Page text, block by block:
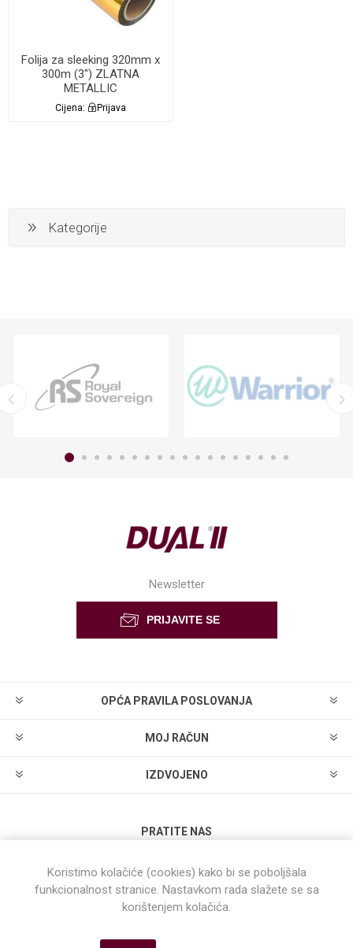
Folija za sleeking 320mm x
300m (3") ZLATNA
METALLIC
Cijena: Prijava
Kategorije
Newsletter
OPĆA PRAVILA POSLOVANJA
MOJ RAČUN
IZDVOJENO
PRATITE NAS
Powered by
Koristimo kolačiće (cookies) kako bi se poboljšala
funkcionalnost stranice. Nastavkom rada slažete se sa
korištenjem kolačića.